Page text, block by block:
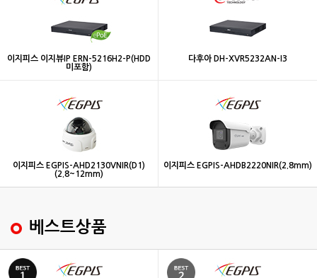
이지피스 이지뷰IP ERN-5216H2-P(HDD
미포함)
다후아 DH-XVR5232AN-I3
이지피스 EGPIS-AHD2130VNIR(D1)
(2.8~12mm)
이지피스 EGPIS-AHDB2220NIR(2.8mm)
베스트상품